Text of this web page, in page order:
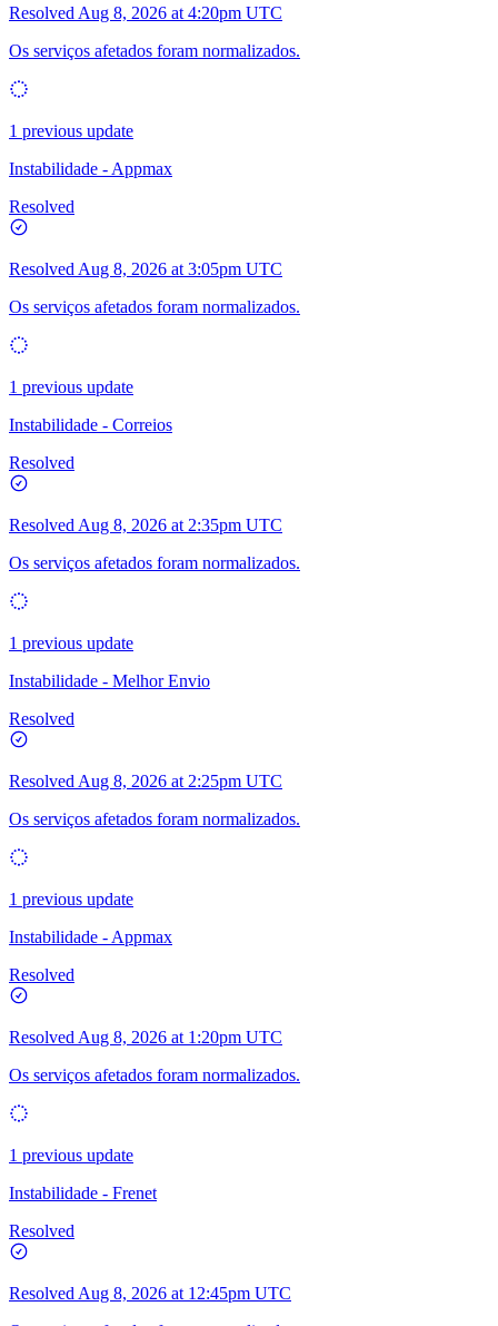
Resolved Aug 8, 2026 at 4:20pm UTC
Os serviços afetados foram normalizados.
1 previous update
Instabilidade - Appmax
Resolved
Resolved Aug 8, 2026 at 3:05pm UTC
Os serviços afetados foram normalizados.
1 previous update
Instabilidade - Correios
Resolved
Resolved Aug 8, 2026 at 2:35pm UTC
Os serviços afetados foram normalizados.
1 previous update
Instabilidade - Melhor Envio
Resolved
Resolved Aug 8, 2026 at 2:25pm UTC
Os serviços afetados foram normalizados.
1 previous update
Instabilidade - Appmax
Resolved
Resolved Aug 8, 2026 at 1:20pm UTC
Os serviços afetados foram normalizados.
1 previous update
Instabilidade - Frenet
Resolved
Resolved Aug 8, 2026 at 12:45pm UTC